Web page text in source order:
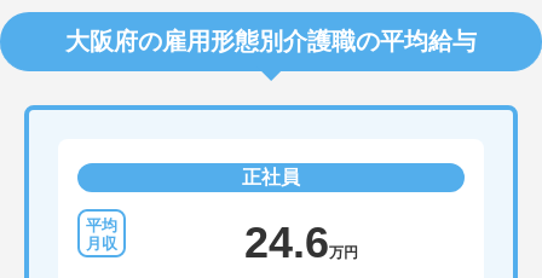
大阪府の雇用形態別介護職の平均給与
正社員
24.6万円